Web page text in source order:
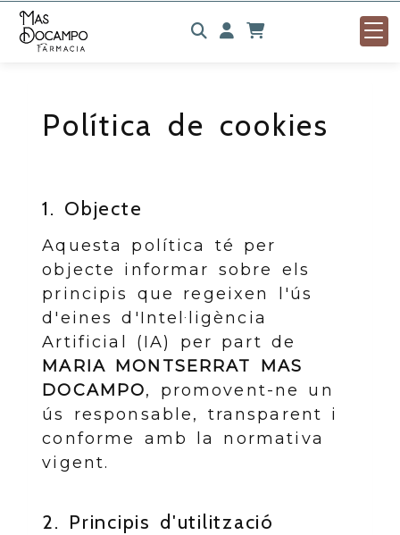
Identifícat
Política de cookies
1. Objecte
Aquesta política té per
objecte informar sobre els
principis que regeixen l'ús
d'eines d'Intel·ligència
Artificial (IA) per part de
MARIA MONTSERRAT MAS
DOCAMPO, promovent-ne un
ús responsable, transparent i
conforme amb la normativa
vigent.
2. Principis d'utilització